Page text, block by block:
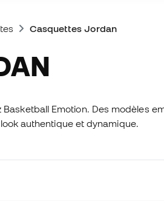
Casquettes Jordan
Emotion. Des modèles
authentique et dynamique.